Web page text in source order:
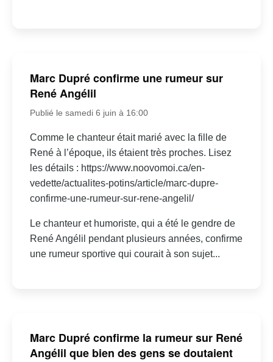
Marc Dupré confirme une rumeur sur
René Angélil
Publié le samedi 6 juin à 16:00
Comme le chanteur était marié avec la fille de
René à l’époque, ils étaient très proches. Lisez
les détails : https://www.noovomoi.ca/en-
vedette/actualites-potins/article/marc-dupre-
confirme-une-rumeur-sur-rene-angelil/
Le chanteur et humoriste, qui a été le gendre de
René Angélil pendant plusieurs années, confirme
une rumeur sportive qui courait à son sujet...
Marc Dupré confirme la rumeur sur René
Angélil que bien des gens se doutaient